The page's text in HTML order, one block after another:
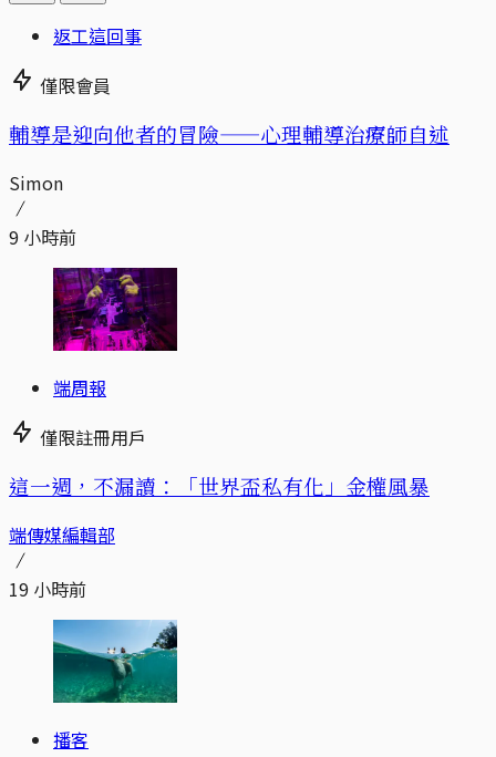
返工這回事
僅限會員
輔導是迎向他者的冒險——心理輔導治療師自述
Simon
9 小時前
端周報
僅限註冊用戶
這一週，不漏讀：「世界盃私有化」金權風暴
端傳媒編輯部
19 小時前
播客